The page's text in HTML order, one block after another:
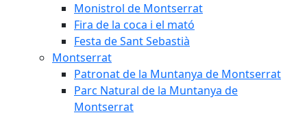
Monistrol de Montserrat
Fira de la coca i el mató
Festa de Sant Sebastià
Montserrat
Patronat de la Muntanya de Montserrat
Parc Natural de la Muntanya de
Montserrat